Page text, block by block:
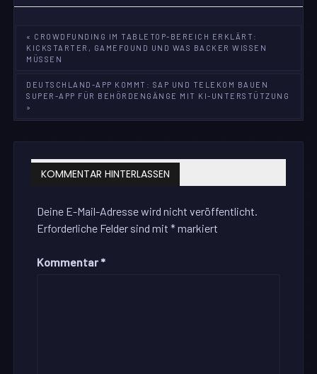
Beitragsnavigation
« CROWDFUNDING IM TABLETOP-BEREICH ERKLÄRT:
KICKSTARTER, GAMEFOUND UND WAS BACKER WISSEN
MÜSSEN
DEUTSCHLAND-APP KOMMT: SAP UND TELEKOM BAUEN
SUPER-APP FÜR BEHÖRDENGÄNGE MIT KI-UNTERSTÜTZUNG
»
KOMMENTAR HINTERLASSEN
Deine E-Mail-Adresse wird nicht veröffentlicht.
Erforderliche Felder sind mit*markiert
Kommentar *